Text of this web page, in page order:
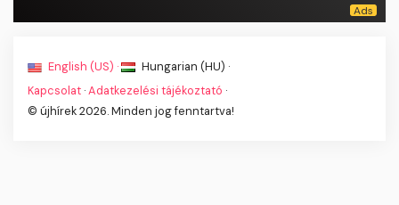
English (US) ·
Hungarian (HU) ·
Kapcsolat ·Adatkezelési tájékoztató ·
© újhírek 2026. Minden jog fenntartva!